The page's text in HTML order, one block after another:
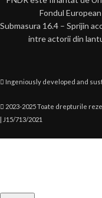
Fondul
Submasura 16.4 – Sprijin
intre actorii din
Ingeniously developed and
2023-2025 Toate drepturile
| J15/713/2021